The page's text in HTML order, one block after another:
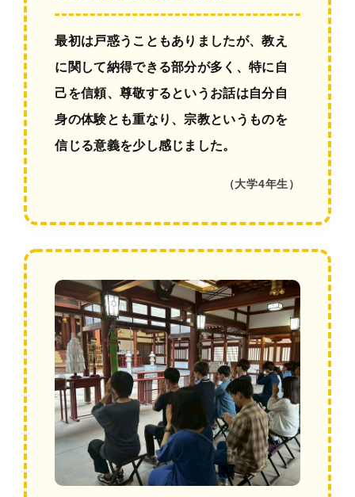
最初は戸惑うこともありましたが、教え
に関して納得できる部分が多く、特に自
己を信頼、尊敬するというお話は自分自
身の体験とも重なり、宗教というものを
信じる意義を少し感じました。
（大学4年生）